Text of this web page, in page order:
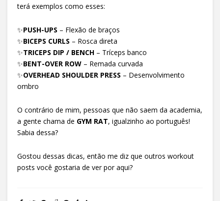
terá exemplos como esses:
✨PUSH-UPS – Flexão de braços
✨BICEPS CURLS – Rosca direta
✨TRICEPS DIP / BENCH – Tríceps banco
✨BENT-OVER ROW – Remada curvada
✨OVERHEAD SHOULDER PRESS – Desenvolvimento
ombro
O contrário de mim, pessoas que não saem da academia,
a gente chama de GYM RAT, igualzinho ao português!
Sabia dessa?
Gostou dessas dicas, então me diz que outros workout
posts você gostaria de ver por aqui?